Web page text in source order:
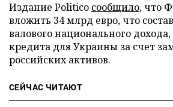
Издание Politico сообщило, что
вложить 34 млрд евро, что
валового национального
кредита для Украины за счет
российских активов.
СЕЙЧАС ЧИТАЮТ